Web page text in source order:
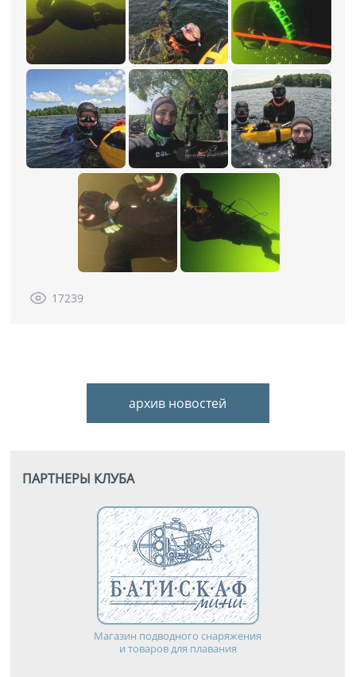
17239
архив новостей
ПАРТНЕРЫ КЛУБА
Магазин подводного снаряжения
и товаров для плавания